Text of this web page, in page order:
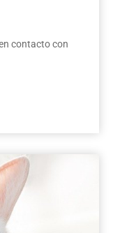
contacto con